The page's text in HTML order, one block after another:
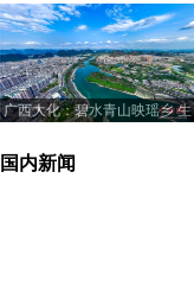
建建瓯
广西大化：碧水青山映瑶乡 生
国内新闻